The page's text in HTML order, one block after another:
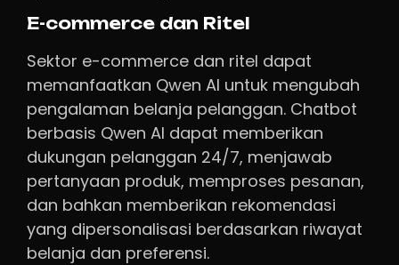
E-commerce dan Ritel
Sektor e-commerce dan ritel dapat
memanfaatkan Qwen AI untuk mengubah
pengalaman belanja pelanggan. Chatbot
berbasis Qwen AI dapat memberikan
dukungan pelanggan 24/7, menjawab
pertanyaan produk, memproses pesanan,
dan bahkan memberikan rekomendasi
yang dipersonalisasi berdasarkan riwayat
belanja dan preferensi.